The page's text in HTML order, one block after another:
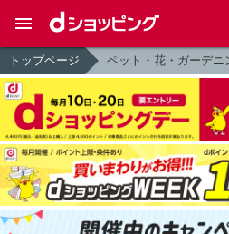
トップページ ペット・花・ガーデニ